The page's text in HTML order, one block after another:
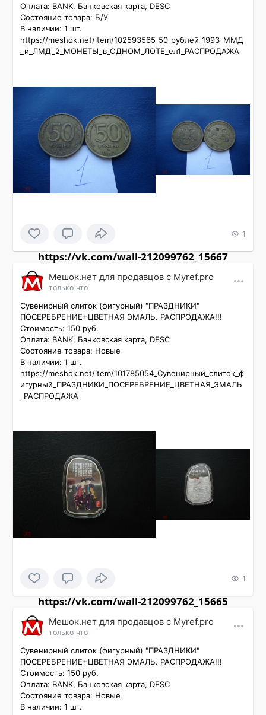
Оплата: BANK, Банковская карта, DESC
Состояние товара: Б/У
В наличии: 1 шт.
https://meshok.net/item/102593565_50_рублей_1993_ММД
_и_ЛМД_2_МОНЕТЫ_в_ОДНОМ_ЛОТЕ_ел1_РАСПРОДАЖА
1
https://vk.com/wall-212099762_15667
Мешок.нет для продавцов c Myref.pro
только что
Сувенирный слиток (фигурный) "ПРАЗДНИКИ"
ПОСЕРЕБРЕНИЕ+ЦВЕТНАЯ ЭМАЛЬ. РАСПРОДАЖА!!!
Стоимость: 150 руб.
Оплата: BANK, Банковская карта, DESC
Состояние товара: Новые
В наличии: 1 шт.
https://meshok.net/item/101785054_Сувенирный_слиток_ф
игурный_ПРАЗДНИКИ_ПОСЕРЕБРЕНИЕ_ЦВЕТНАЯ_ЭМАЛЬ
_РАСПРОДАЖА
1
https://vk.com/wall-212099762_15665
Мешок.нет для продавцов c Myref.pro
только что
Сувенирный слиток (фигурный) "ПРАЗДНИКИ"
ПОСЕРЕБРЕНИЕ+ЦВЕТНАЯ ЭМАЛЬ. РАСПРОДАЖА!!!
Стоимость: 150 руб.
Оплата: BANK, Банковская карта, DESC
Состояние товара: Новые
В наличии: 1 шт.